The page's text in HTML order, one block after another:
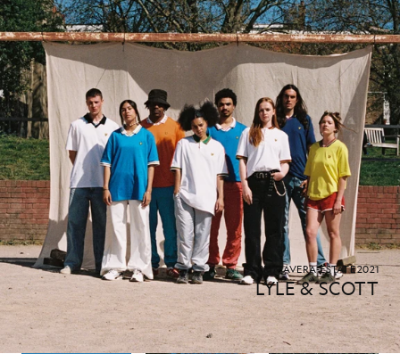
PRIMAVERA-ESTATE 2021
LYLE & SCOTT